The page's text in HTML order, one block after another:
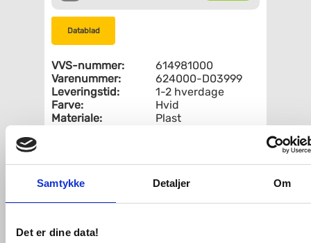
Samtykke Detaljer Om
Det er dine data!
Datablad
VVS-nummer:
614981000
Varenummer:
624000-D03999
Leveringstid:
1-2 hverdage
Farve:
Hvid
Materiale:
Plast
Fri fragt fra 4.995,-